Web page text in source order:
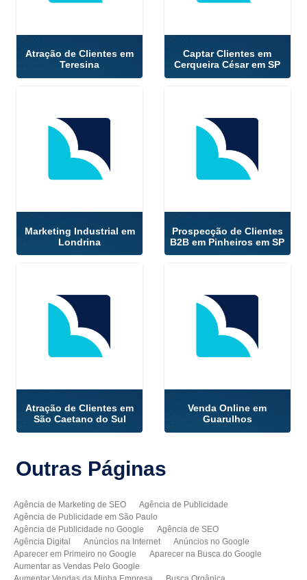
Atração de Clientes em
Teresina
Captar Clientes em
Cerqueira César em SP
Marketing Industrial em
Londrina
Prospecção de Clientes
B2B em Pinheiros em SP
Atração de Clientes em
São Caetano do Sul
Venda Online em
Guarulhos
Outras Páginas
Agência de Marketing de SEO
Agência de Publicidade
Agência de Publicidade em São Paulo
Agência de Publicidade no Google
Agência de SEO
Agência Digital
Anúncios na Internet
Anúncios no Google
Aparecer em Primeiro no Google
Aparecer na Busca do Google
Aumentar as Vendas Pelo Google